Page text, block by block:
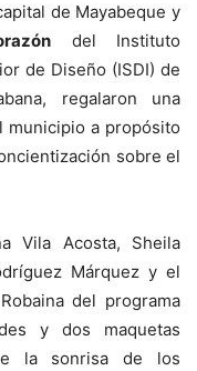
de Mayabeque y
del Instituto
de Diseño (ISDI) de
regalaron una
municipio a propósito
sobre el
Vila Acosta, Sheila
Márquez y el
del programa
y dos maquetas
la sonrisa de los